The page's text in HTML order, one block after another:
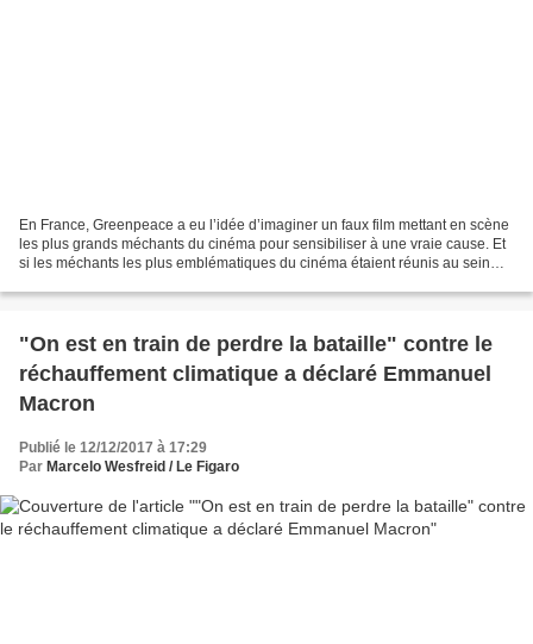
En France, Greenpeace a eu l’idée d’imaginer un faux film mettant en scène
les plus grands méchants du cinéma pour sensibiliser à une vraie cause. Et
si les méchants les plus emblématiques du cinéma étaient réunis au sein
"On est en train de perdre la bataille" contre le
réchauffement climatique a déclaré Emmanuel
Macron
Publié le 12/12/2017 à 17:29
Par Marcelo Wesfreid / Le Figaro